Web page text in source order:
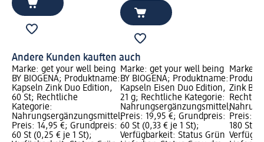
Andere Kunden kauften auch
Marke: get your well being
BY BIOGENA; Produktname:
Kapseln Zink Duo Edition,
60 St; Rechtliche
Kategorie:
Nahrungsergänzungsmittel;
Preis: 14,95 €; Grundpreis:
60 St (0,25 € je 1 St);
Marke: get your well being
BY BIOGENA; Produktname:
Kapseln Eisen Duo Edition,
21 g; Rechtliche Kategorie:
Nahrungsergänzungsmittel;
Preis: 19,95 €; Grundpreis:
60 St (0,33 € je 1 St);
Verfügbarkeit: Status Grün
Marke:
Zink
Preis:
180 St